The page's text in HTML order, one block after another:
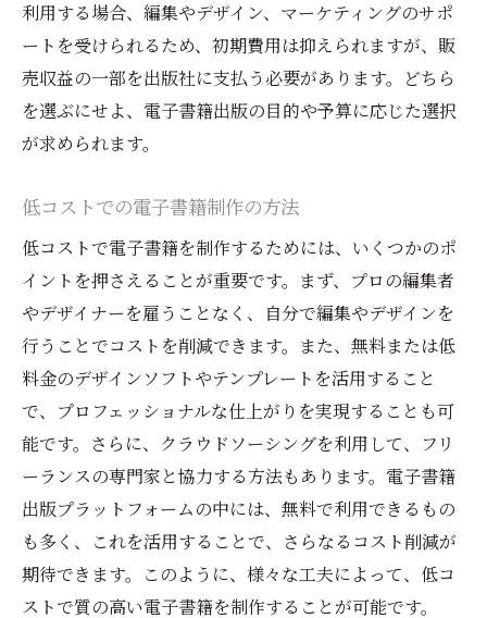
利用する場合、編集やデザイン、マーケティングのサポ
ートを受けられるため、初期費用は抑えられますが、販
売収益の一部を出版社に支払う必要があります。どちら
を選ぶにせよ、電子書籍出版の目的や予算に応じた選択
が求められます。
低コストでの電子書籍制作の方法
低コストで電子書籍を制作するためには、いくつかのポ
イントを押さえることが重要です。まず、プロの編集者
やデザイナーを雇うことなく、自分で編集やデザインを
行うことでコストを削減できます。また、無料または低
料金のデザインソフトやテンプレートを活用すること
で、プロフェッショナルな仕上がりを実現することも可
能です。さらに、クラウドソーシングを利用して、フリ
ーランスの専門家と協力する方法もあります。電子書籍
出版プラットフォームの中には、無料で利用できるもの
も多く、これを活用することで、さらなるコスト削減が
期待できます。このように、様々な工夫によって、低コ
ストで質の高い電子書籍を制作することが可能です。